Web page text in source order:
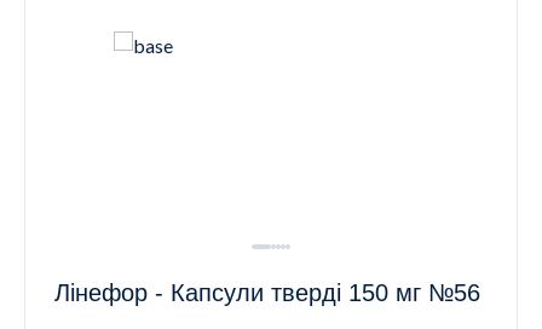
Лінефор - Капсули тверді 150 мг №56